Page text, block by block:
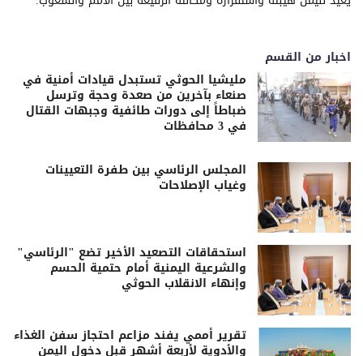
اخبار من القسم
مليشيا الحوثي تستبدل قيادات أمنية في
صنعاء بآخرين من صعدة وحجة وترسل
ضباطاً إلى دورات طائفية وجبهات القتال
في 3 محافظات
المجلس الرئاسي بين طفرة التعيينات
وغياب الإصلاحات
استحقاقات التصعيد الأخير تضع "الرئاسي"
والشرعية اليمنية أمام حتمية الحسم
وإنهاء الانقلاب الحوثي
تقرير أممي يفند مزاعم احتجاز سفن الغذاء
والأدوية لأربعة أشهر قبل دخول اليمن